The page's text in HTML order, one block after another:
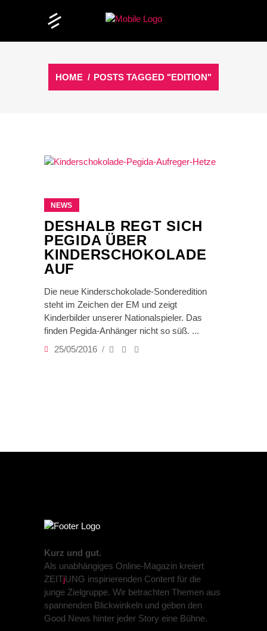
HOME / POSTS TAGGED "EDITION"
NEWS
DESHALB REGT SICH
PEGIDA ÜBER
KINDERSCHOKOLADE
AUF
Die neue Kinderschokolade-Sonderedition
steht im Zeichen der EM und zeigt
Kinderbilder unserer Nationalspieler. Das
finden Pegida-Anhänger nicht so süß.
25/05/2016
Kurz und gut.
Als unabhängiges Online-Magazin kreiert
ZEITjUNG inspirierenden Content für die
junge Zielgruppe. Wir betrachten Themen aus
spannenden Blickwinkeln und geben den
Good News hinter jeder Story eine Bühne.